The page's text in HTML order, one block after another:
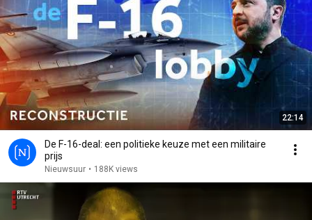
22:14
De F-16-deal: een politieke keuze met een militaire
prijs
Nieuwsuur • 188K views